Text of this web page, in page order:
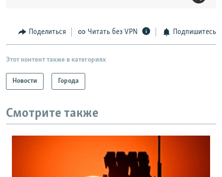
Поделиться Читать без VPN Подпишитесь
Этот контент также в категориях
Новости Города
Смотрите также